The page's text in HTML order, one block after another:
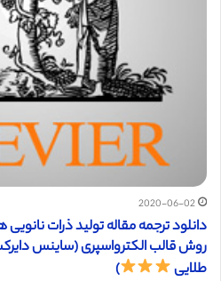
2020-06-02
دانلود ترجمه مقاله تولید ذرات
طلایی
)